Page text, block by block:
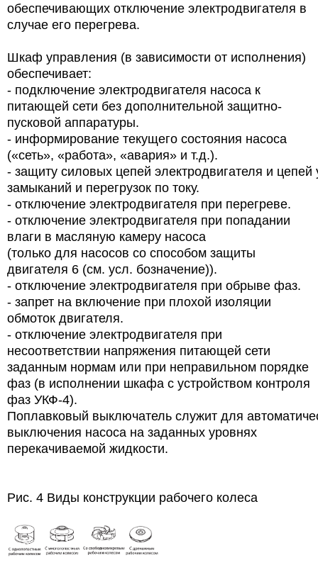
обеспечивающих отключение электродвигателя в
случае его перегрева.
Шкаф управления (в зависимости от исполнения)
обеспечивает:
- подключение электродвигателя насоса к
питающей сети без дополнительной защитно-
пусковой аппаратуры.
- информирование текущего состояния насоса
(«сеть», «работа», «авария» и т.д.).
- защиту силовых цепей электродвигателя и цепей
замыканий и перегрузок по току.
- отключение электродвигателя при перегреве.
- отключение электродвигателя при попадании
влаги в масляную камеру насоса
(только для насосов со способом защиты
двигателя 6 (см. усл. бозначение)).
- отключение электродвигателя при обрыве фаз.
- запрет на включение при плохой изоляции
обмоток двигателя.
- отключение электродвигателя при
несоответствии напряжения питающей сети
заданным нормам или при неправильном порядке
фаз (в исполнении шкафа с устройством контроля
фаз УКФ-4).
Поплавковый выключатель служит для
выключения насоса на заданных уровнях
перекачиваемой жидкости.
Рис. 4 Виды конструкции рабочего колеса